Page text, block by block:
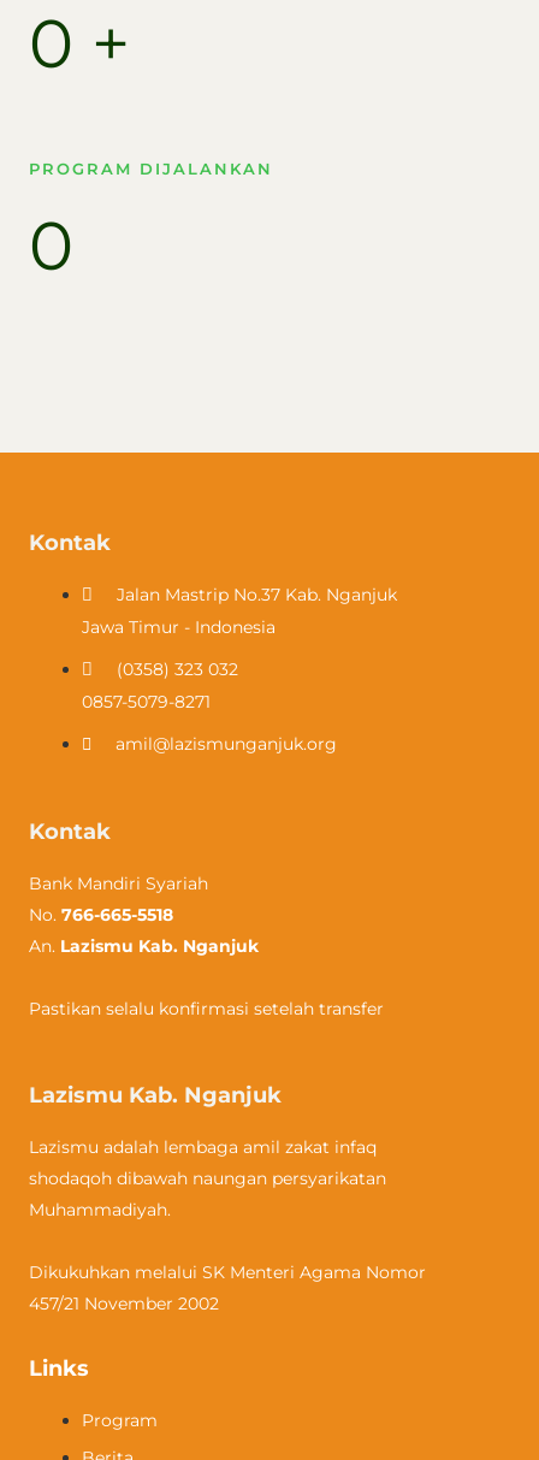
0 +
PROGRAM DIJALANKAN
0
Kontak
Jalan Mastrip No.37 Kab. Nganjuk
Jawa Timur - Indonesia
(0358) 323 032​
0857-5079-8271
amil@lazismunganjuk.org
Kontak
Bank Mandiri Syariah
No. 766-665-5518
An. Lazismu Kab. Nganjuk
Pastikan selalu konfirmasi setelah transfer
Lazismu Kab. Nganjuk
Lazismu adalah lembaga amil zakat infaq
shodaqoh dibawah naungan persyarikatan
Muhammadiyah.
Dikukuhkan melalui SK Menteri Agama Nomor
457/21 November 2002
Links
Program